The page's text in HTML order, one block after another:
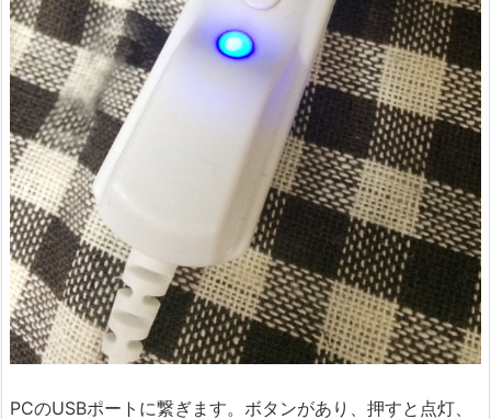
PCのUSBポートに繋ぎます。ボタンがあり、押すと点灯、